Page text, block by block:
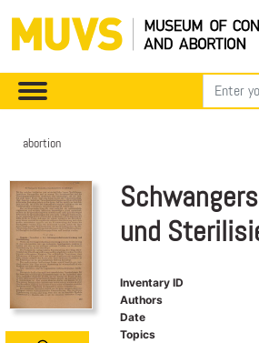
abortion
und
Inventary ID
Authors
Date
Topics